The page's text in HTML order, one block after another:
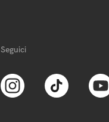
Seguici